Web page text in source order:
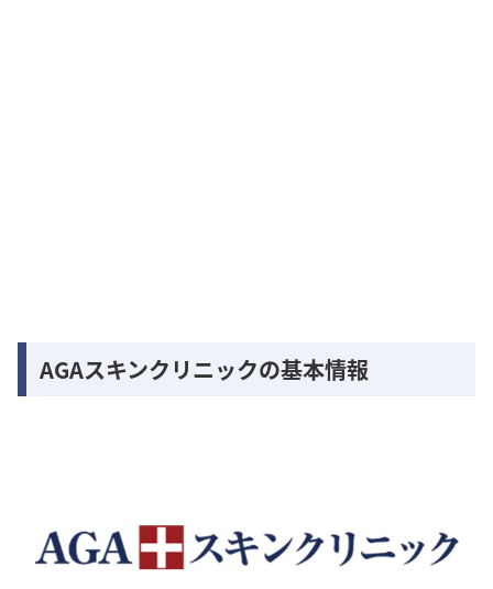
AGAスキンクリニックの基本情報